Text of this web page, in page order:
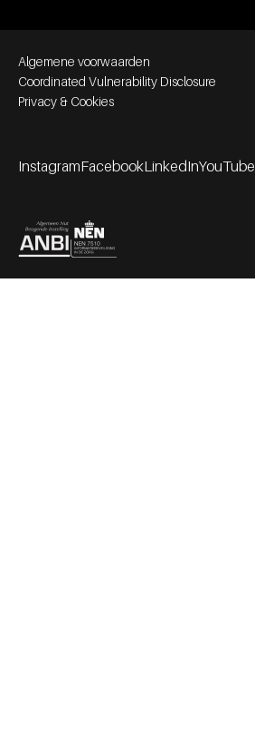
Footer bottom navigation
Algemene voorwaarden
Coordinated Vulnerability Disclosure
Privacy & Cookies
InstagramFacebookLinkedInYouTube
Partners